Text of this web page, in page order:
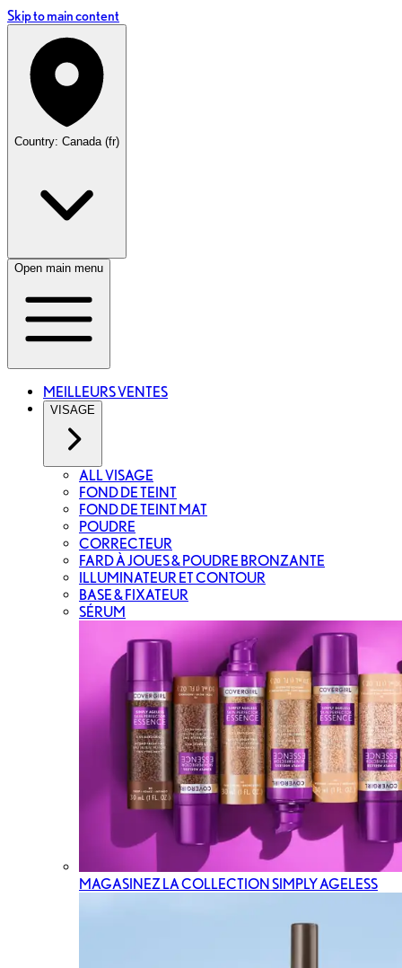
Skip to main content
Country: Canada (fr)
Open main menu
MEILLEURS VENTES
VISAGE
ALL VISAGE
FOND DE TEINT
FOND DE TEINT MAT
POUDRE
CORRECTEUR
FARD À JOUES & POUDRE BRONZANTE
ILLUMINATEUR ET CONTOUR
BASE & FIXATEUR
SÉRUM
MAGASINEZ LA COLLECTION SIMPLY AGELESS